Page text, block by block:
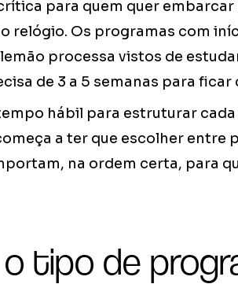
para quem quer embarcar
relógio. Os programas com
processa vistos de
de 3 a 5 semanas para ficar
hábil para estruturar
a ter que escolher entre
na ordem certa, para
o tipo de